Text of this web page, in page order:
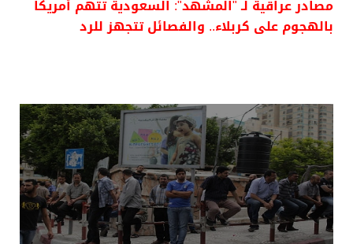
مصادر عراقية لـ "المشهد": السعودية تتهم أمريكا
بالهجوم على كربلاء.. والفصائل تتجهز للرد